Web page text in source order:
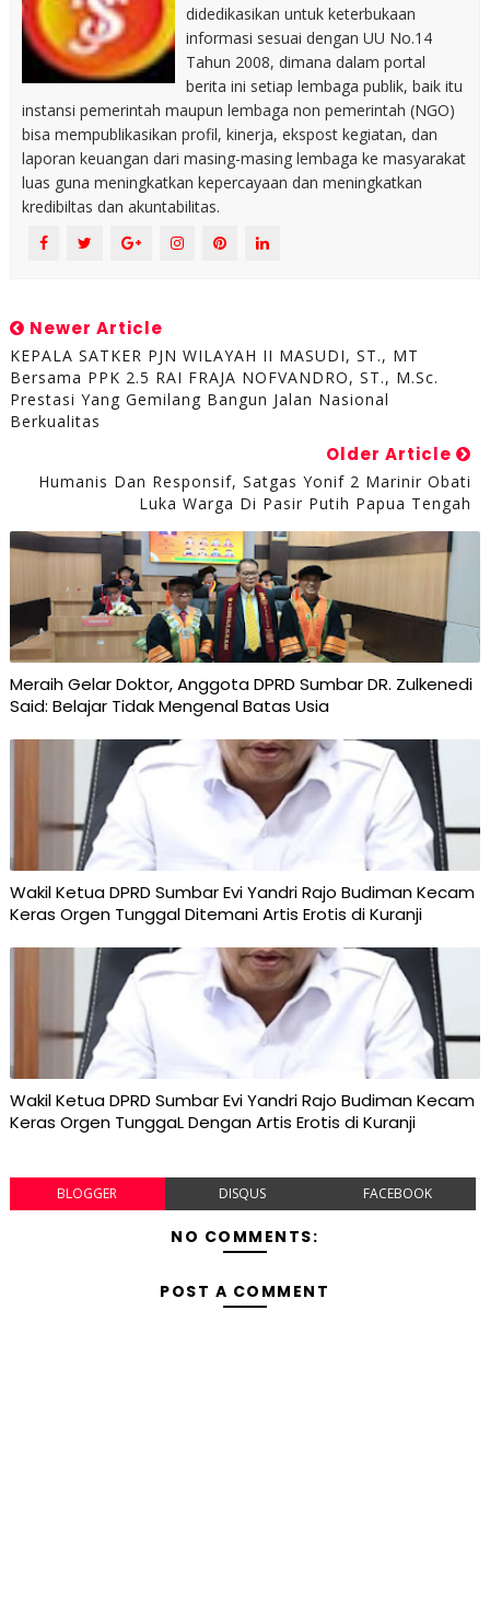
didedikasikan untuk keterbukaan
informasi sesuai dengan UU No.14
Tahun 2008, dimana dalam portal
berita ini setiap lembaga publik, baik itu
instansi pemerintah maupun lembaga non pemerintah (NGO)
bisa mempublikasikan profil, kinerja, ekspost kegiatan, dan
laporan keuangan dari masing-masing lembaga ke masyarakat
luas guna meningkatkan kepercayaan dan meningkatkan
kredibiltas dan akuntabilitas.
Newer Article
KEPALA SATKER PJN WILAYAH II MASUDI, ST., MT
Bersama PPK 2.5 RAI FRAJA NOFVANDRO, ST., M.Sc.
Prestasi Yang Gemilang Bangun Jalan Nasional
Berkualitas
Older Article
Humanis Dan Responsif, Satgas Yonif 2 Marinir Obati
Luka Warga Di Pasir Putih Papua Tengah
Meraih Gelar Doktor, Anggota DPRD Sumbar DR. Zulkenedi
Said: Belajar Tidak Mengenal Batas Usia
Wakil Ketua DPRD Sumbar Evi Yandri Rajo Budiman Kecam
Keras Orgen Tunggal Ditemani Artis Erotis di Kuranji
Wakil Ketua DPRD Sumbar Evi Yandri Rajo Budiman Kecam
Keras Orgen TunggaL Dengan Artis Erotis di Kuranji
BLOGGER DISQUS FACEBOOK
NO COMMENTS:
POST A COMMENT